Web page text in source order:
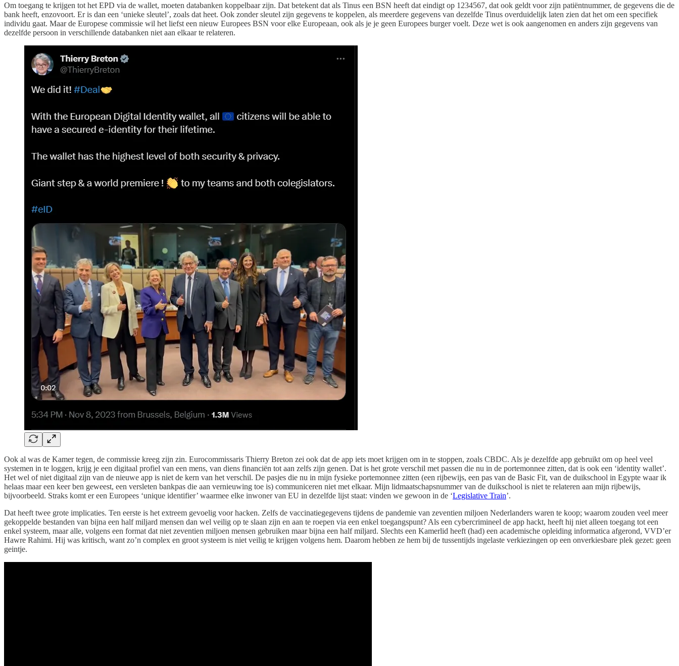
Om toegang te krijgen tot het EPD via de wallet, moeten databanken koppelbaar zijn. Dat betekent dat als Tinus een BSN heeft dat eindigt op 1234567, dat ook geldt voor zijn patiëntnummer, de gegevens die de
bank heeft, enzovoort. Er is dan een ‘unieke sleutel’, zoals dat heet. Ook zonder sleutel zijn gegevens te koppelen, als meerdere gegevens van dezelfde Tinus overduidelijk laten zien dat het om een specifiek
individu gaat. Maar de Europese commissie wil het liefst een nieuw Europees BSN voor elke Europeaan, ook als je je geen Europees burger voelt. Deze wet is ook aangenomen en anders zijn gegevens van
dezelfde persoon in verschillende databanken niet aan elkaar te relateren.
Ook al was de Kamer tegen, de commissie kreeg zijn zin. Eurocommissaris Thierry Breton zei ook dat de app iets moet krijgen om in te stoppen, zoals CBDC. Als je dezelfde app gebruikt om op heel veel
systemen in te loggen, krijg je een digitaal profiel van een mens, van diens financiën tot aan zelfs zijn genen. Dat is het grote verschil met passen die nu in de portemonnee zitten, dat is ook een ‘identity wallet’.
Het wel of niet digitaal zijn van de nieuwe app is niet de kern van het verschil. De pasjes die nu in mijn fysieke portemonnee zitten (een rijbewijs, een pas van de Basic Fit, van de duikschool in Egypte waar ik
helaas maar een keer ben geweest, een versleten bankpas die aan vernieuwing toe is) communiceren niet met elkaar. Mijn lidmaatschapsnummer van de duikschool is niet te relateren aan mijn rijbewijs,
bijvoorbeeld. Straks komt er een Europees ‘unique identifier’ waarmee elke inwoner van EU in dezelfde lijst staat: vinden we gewoon in de ‘Legislative Train’.
Dat heeft twee grote implicaties. Ten eerste is het extreem gevoelig voor hacken. Zelfs de vaccinatiegegevens tijdens de pandemie van zeventien miljoen Nederlanders waren te koop; waarom zouden veel meer
gekoppelde bestanden van bijna een half miljard mensen dan wel veilig op te slaan zijn en aan te roepen via een enkel toegangspunt? Als een cybercrimineel de app hackt, heeft hij niet alleen toegang tot een
enkel systeem, maar alle, volgens een format dat niet zeventien miljoen mensen gebruiken maar bijna een half miljard. Slechts een Kamerlid heeft (had) een academische opleiding informatica afgerond, VVD’er
Hawre Rahimi. Hij was kritisch, want zo’n complex en groot systeem is niet veilig te krijgen volgens hem. Daarom hebben ze hem bij de tussentijds ingelaste verkiezingen op een onverkiesbare plek gezet: geen
geintje.